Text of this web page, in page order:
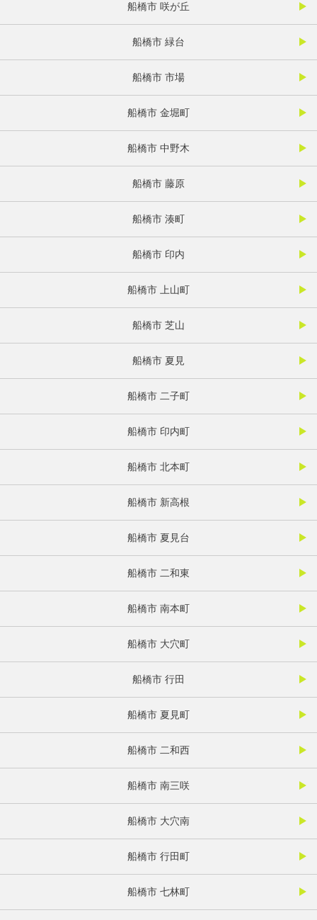
船橋市 咲が丘
船橋市 緑台
船橋市 市場
船橋市 金堀町
船橋市 中野木
船橋市 藤原
船橋市 湊町
船橋市 印内
船橋市 上山町
船橋市 芝山
船橋市 夏見
船橋市 二子町
船橋市 印内町
船橋市 北本町
船橋市 新高根
船橋市 夏見台
船橋市 二和東
船橋市 南本町
船橋市 大穴町
船橋市 行田
船橋市 夏見町
船橋市 二和西
船橋市 南三咲
船橋市 大穴南
船橋市 行田町
船橋市 七林町